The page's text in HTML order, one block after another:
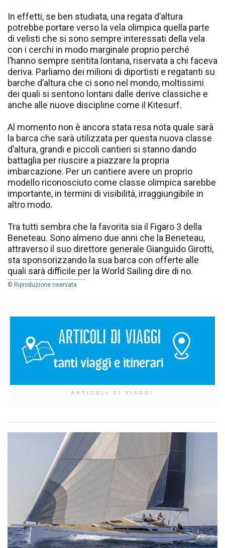
In effetti, se ben studiata, una regata d’altura
potrebbe portare verso la vela olimpica quella parte
di velisti che si sono sempre interessati della vela
con i cerchi in modo marginale proprio perché
l’hanno sempre sentita lontana, riservata a chi faceva
deriva. Parliamo dei milioni di diportisti e regatanti su
barche d’altura che ci sono nel mondo, moltissimi
dei quali si sentono lontani dalle derive classiche e
anche alle nuove discipline come il Kitesurf.
Al momento non è ancora stata resa nota quale sarà
la barca che sarà utilizzata per questa nuova classe
d’altura, grandi e piccoli cantieri si stanno dando
battaglia per riuscire a piazzare la propria
imbarcazione. Per un cantiere avere un proprio
modello riconosciuto come classe olimpica sarebbe
importante, in termini di visibilità, irraggiungibile in
altro modo.
Tra tutti sembra che la favorita sia il Figaro 3 della
Beneteau. Sono almeno due anni che la Beneteau,
attraverso il suo direttore generale Gianguido Girotti,
sta sponsorizzando la sua barca con offerte alle
quali sarà difficile per la World Sailing dire di no.
© Riproduzione riservata
ARTICOLI DI VIAGGI